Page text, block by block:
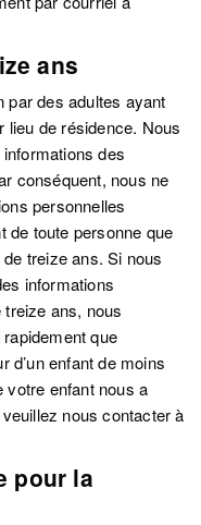
ans
par des adultes ayant
lieu de résidence. Nous
des
conséquent, nous ne
personnelles
de toute personne que
treize ans. Si nous
informations
treize ans, nous
que
d’un enfant de moins
votre enfant nous a
nous contacter à
pour la